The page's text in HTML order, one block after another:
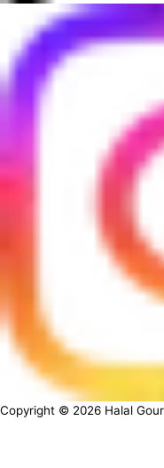
Copyright © 2026 Halal